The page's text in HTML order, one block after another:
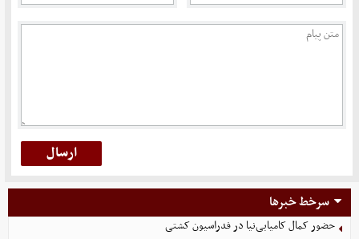
سرخط خبرها
حضور کمال کامیابی‌نیا در فدراسیون کشتی